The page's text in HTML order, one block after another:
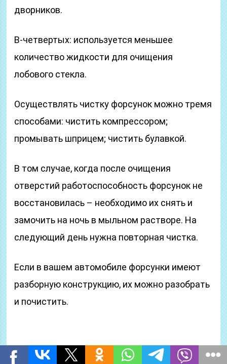
дворников.
В-четвертых: используется меньшее
количество жидкости для очищения
лобового стекла.
Осуществлять чистку форсунок можно тремя
способами: чистить компрессором;
промывать шприцем; чистить булавкой.
В том случае, когда после очищения
отверстий работоспособность форсунок не
восстановилась – необходимо их снять и
замочить на ночь в мыльном растворе. На
следующий день нужна повторная чистка.
Если в вашем автомобиле форсунки имеют
разборную конструкцию, их можно разобрать
и почистить.
В каких случаях нужна регулировка